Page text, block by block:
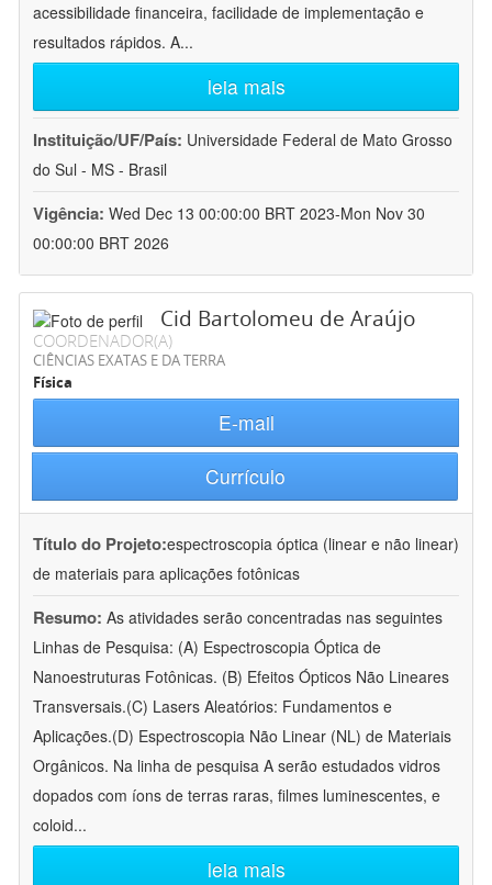
acessibilidade financeira, facilidade de implementação e
resultados rápidos. A...
leia mais
Instituição/UF/País: Universidade Federal de Mato Grosso
do Sul - MS - Brasil
Vigência: Wed Dec 13 00:00:00 BRT 2023-Mon Nov 30
00:00:00 BRT 2026
Cid Bartolomeu de Araújo
COORDENADOR(A)
CIÊNCIAS EXATAS E DA TERRA
Física
E-mail
Currículo
Título do Projeto:espectroscopia óptica (linear e não linear)
de materiais para aplicações fotônicas
Resumo: As atividades serão concentradas nas seguintes
Linhas de Pesquisa: (A) Espectroscopia Óptica de
Nanoestruturas Fotônicas. (B) Efeitos Ópticos Não Lineares
Transversais.(C) Lasers Aleatórios: Fundamentos e
Aplicações.(D) Espectroscopia Não Linear (NL) de Materiais
Orgânicos. Na linha de pesquisa A serão estudados vidros
dopados com íons de terras raras, filmes luminescentes, e
coloid...
leia mais